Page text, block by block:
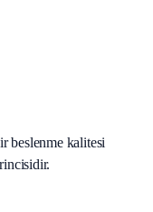
beslenme kalitesi